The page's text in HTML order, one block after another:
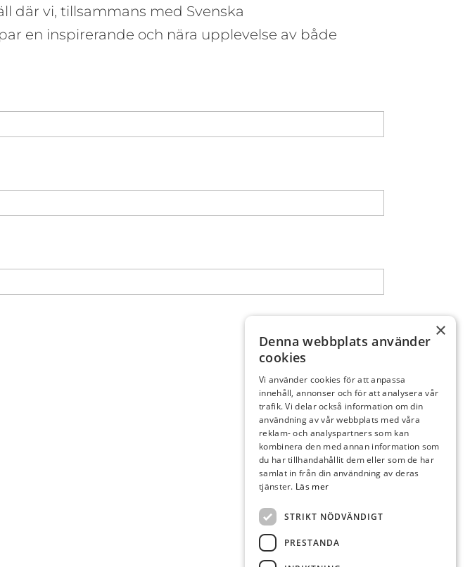
där vi, tillsammans med Svenska
en inspirerande och nära upplevelse av både
×
Denna webbplats använder
cookies
Vi använder cookies för att anpassa
innehåll, annonser och för att analysera vår
trafik. Vi delar också information om din
användning av vår webbplats med våra
reklam- och analyspartners som kan
kombinera den med annan information som
du har tillhandahållit dem eller som de har
samlat in från din användning av deras
tjänster. Läs mer
STRIKT NÖDVÄNDIGT
PRESTANDA